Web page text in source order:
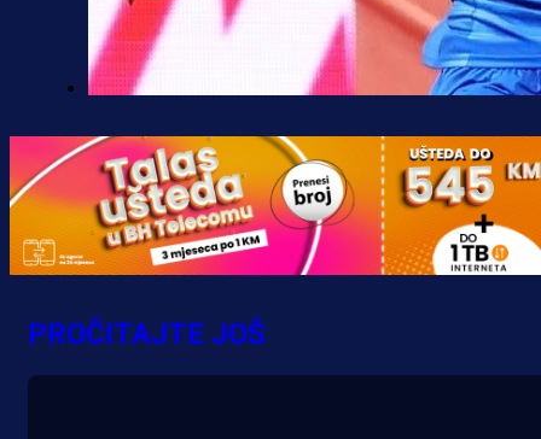
Željo uprkos svim problemima
krenuo pobjedom: Plavi slavili na
Grbavici!
PROČITAJTE JOŠ